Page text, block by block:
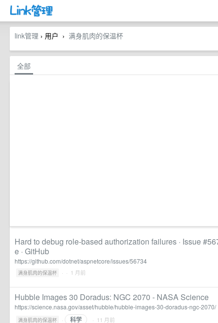
link管理 › 用户 › 满身肌肉的保温杯
全部
Hard to debug role-based authorization failures · Issue
e · GitHub
https://github.com/dotnet/aspnetcore/issues/56734
满身肌肉的保温杯 · · 1 月前
Hubble Images 30 Doradus: NGC 2070 - NASA Science
https://science.nasa.gov/asset/hubble/hubble-images-30-doradus-ngc-2070/
满身肌肉的保温杯 · 科学 · 11 月前